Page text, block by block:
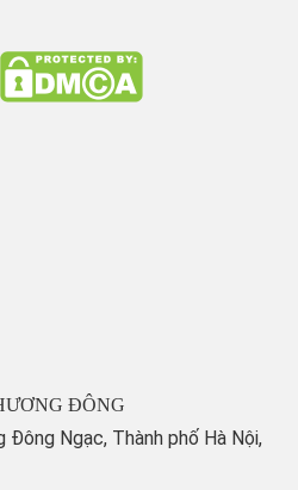
ĐÔNG
Đông Ngạc, Thành phố Hà Nội,